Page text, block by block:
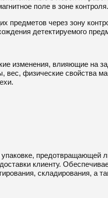
поле в зоне контроля.
предметов через зону
детектируемого
изменения, влияющие на
вес, физические свойства
упаковке,
клиенту.
складирования, а